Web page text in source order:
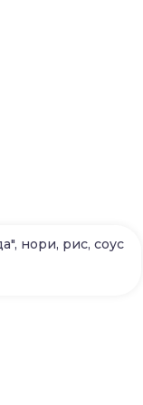
нори, рис, соус